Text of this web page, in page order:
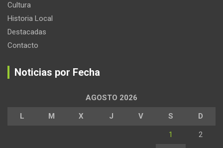
Cultura
Historia Local
Destacadas
Contacto
Noticias por Fecha
AGOSTO 2026
L M X J V S D
1 2